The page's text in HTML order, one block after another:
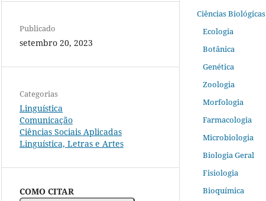
Publicado
setembro 20, 2023
Categorias
Linguística
Comunicação
Ciências Sociais Aplicadas
Linguística, Letras e Artes
COMO CITAR
Ciências Biológicas
Ecologia
Botânica
Genética
Zoologia
Morfologia
Farmacologia
Microbiologia
Biologia Geral
Fisiologia
Bioquímica